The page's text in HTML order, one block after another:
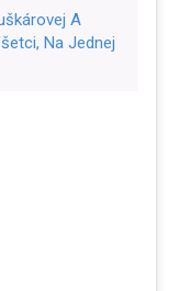
A
Na Jednej